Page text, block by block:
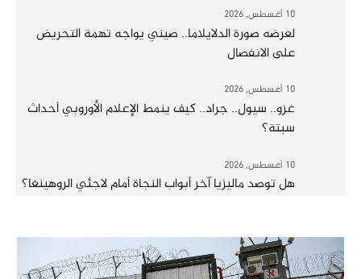
10 أغسطس, 2026
لعرضه صورة الدلايلاما.. صيني يواجه تهمة التحريض
على الانفصال
10 أغسطس, 2026
غزو.. سيول.. جراد.. كيف ينمط الإعلام الأوروبي أحداث
سبتة؟
10 أغسطس, 2026
هل توصد ماليزيا آخر أبواب النجاة أمام لاجئي الروهينغا؟